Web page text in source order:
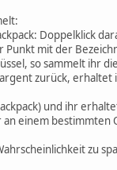
Doppelklick
mit der
so sammelt ihr
zurück,
und ihr
einem bestimmten
zu